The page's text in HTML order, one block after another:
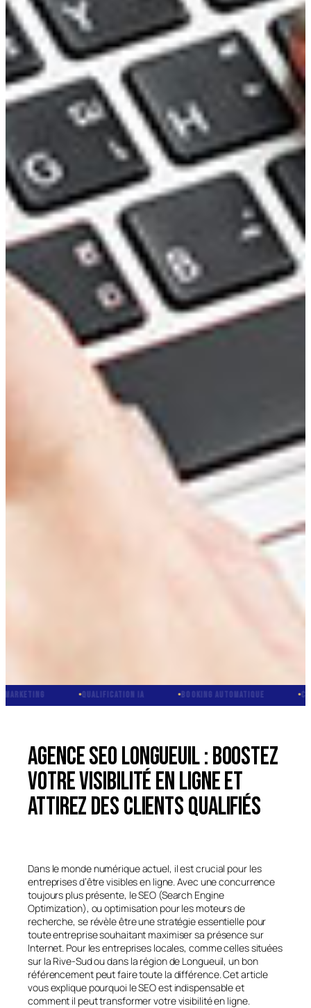
QUALIFICATION IA BOOKING AUTOMATIQUE CRM
Agence SEO Longueuil : boostez
votre visibilité en ligne et
attirez des clients qualifiés
Dans le monde numérique actuel, il est crucial pour les
entreprises d’être visibles en ligne. Avec une concurrence
toujours plus présente, le SEO (Search Engine
Optimization), ou optimisation pour les moteurs de
recherche, se révèle être une stratégie essentielle pour
toute entreprise souhaitant maximiser sa présence sur
Internet. Pour les entreprises locales, comme celles situées
sur la Rive-Sud ou dans la région de Longueuil, un bon
référencement peut faire toute la différence. Cet article
vous explique pourquoi le SEO est indispensable et
comment il peut transformer votre visibilité en ligne.